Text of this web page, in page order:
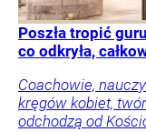
Poszła tropić
co odkryła,
Coachowie,
kręgów kobiet,
odchodzą od